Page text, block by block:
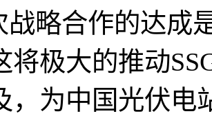
合作的达成是
将极大的推动
，为中国光伏电